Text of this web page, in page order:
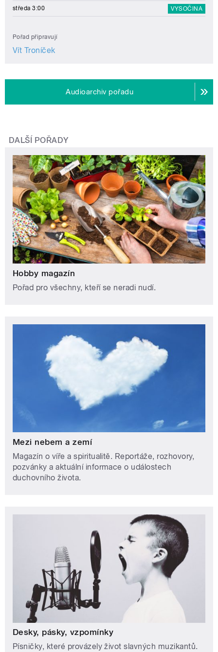
středa 3:00 VYSOČINA
Pořad připravují
Vít Troníček
Audioarchiv pořadu
DALŠÍ POŘADY
Hobby magazín
Pořad pro všechny, kteří se neradi nudí.
Mezi nebem a zemí
Magazín o víře a spiritualitě. Reportáže, rozhovory,
pozvánky a aktuální informace o událostech
duchovního života.
Desky, pásky, vzpomínky
Písničky, které provázely život slavných muzikantů.